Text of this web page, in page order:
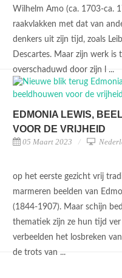
Wilhelm Amo (ca. 1703-ca.
raakvlakken met dat van
denkers uit zijn tijd, zoals
Descartes. Maar zijn werk is
overschaduwd door zijn l ...
EDMONIA LEWIS,
VOOR DE VRIJHEID
05 Maart 2023
op het eerste gezicht vrij
marmeren beelden van
(1844-1907). Maar schijn
thematiek zijn ze hun tijd
verbeelden het losbreken
de trots van ...